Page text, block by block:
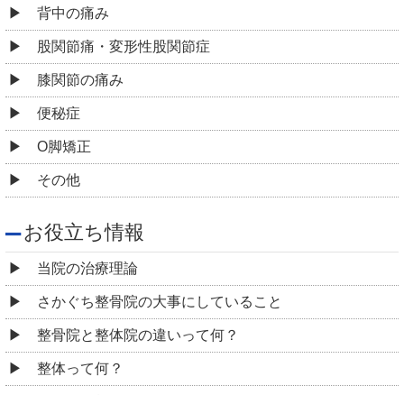
背中の痛み
股関節痛・変形性股関節症
膝関節の痛み
便秘症
O脚矯正
その他
お役立ち情報
当院の治療理論
さかぐち整骨院の大事にしていること
整骨院と整体院の違いって何？
整体って何？